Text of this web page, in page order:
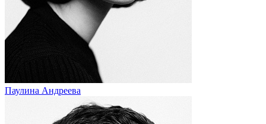
Паулина Андреева